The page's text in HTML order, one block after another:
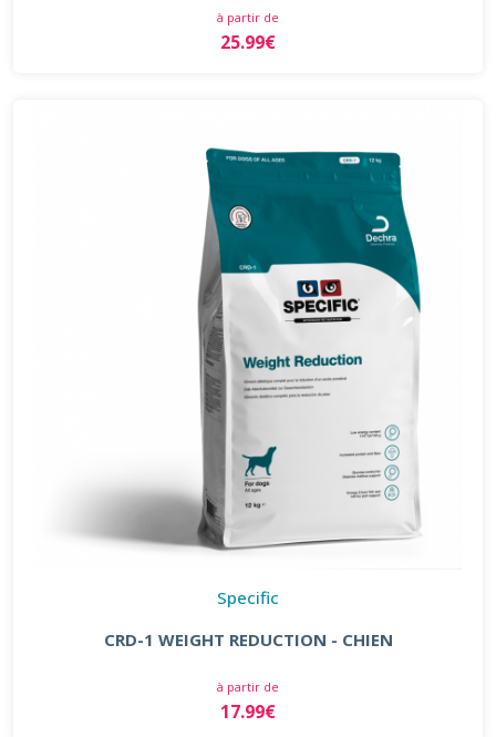
à partir de
25.99€
Specific
CRD-1 WEIGHT REDUCTION - CHIEN
à partir de
17.99€